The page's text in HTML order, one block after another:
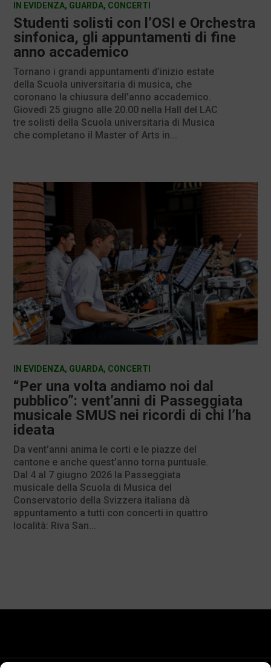
Studenti solisti con l’OSI e Orchestra
sinfonica, gli appuntamenti di fine
anno accademico
IN EVIDENZA, GUARDA, CONCERTI
Tornano i grandi appuntamenti d’inizio estate
della Scuola universitaria di musica, che
coronano la chiusura dell’anno accademico.
Giovedì 25 giugno alle 20.00 nella Hall del LAC
tre solisti della Scuola universitaria di Musica
che completano il Master of Arts in...
“Per una volta andiamo noi dal
pubblico”: vent’anni di Passeggiata
musicale SMUS nei ricordi di chi l’ha
ideata
IN EVIDENZA, GUARDA, CONCERTI
Da vent’anni anima le corti e le piazze del
cantone e anche quest’anno torna puntuale.
Dal 4 al 7 giugno 2026 la Passeggiata
musicale della Scuola di Musica del
Conservatorio della Svizzera italiana dà
appuntamento a tutti con concerti in quattro
località: Riva San...